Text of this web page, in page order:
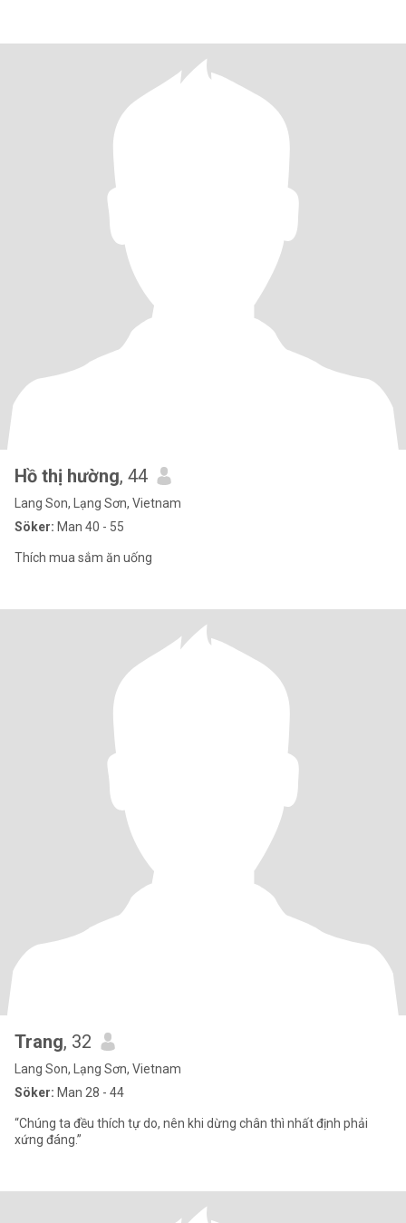
Hồ thị hường, 44
Lang Son, Lạng Sơn, Vietnam
Söker: Man 40 - 55
Thích mua sắm ăn uống
Trang, 32
Lang Son, Lạng Sơn, Vietnam
Söker: Man 28 - 44
“Chúng ta đều thích tự do, nên khi dừng chân thì nhất định phải
xứng đáng.”